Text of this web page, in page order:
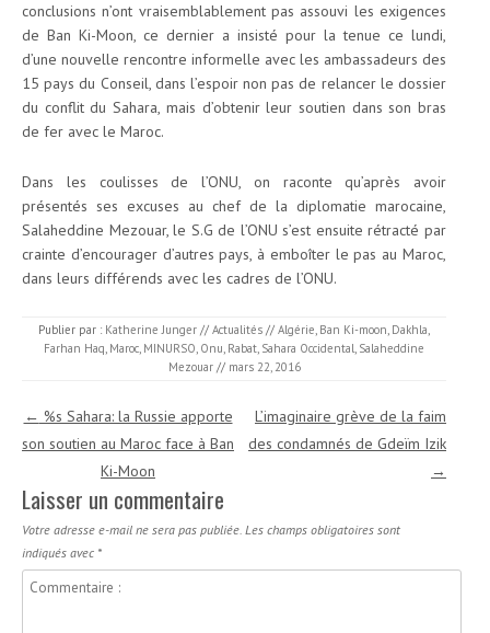
conclusions n’ont vraisemblablement pas assouvi les exigences
de Ban Ki-Moon, ce dernier a insisté pour la tenue ce lundi,
d’une nouvelle rencontre informelle avec les ambassadeurs des
15 pays du Conseil, dans l’espoir non pas de relancer le dossier
du conflit du Sahara, mais d’obtenir leur soutien dans son bras
de fer avec le Maroc.
Dans les coulisses de l’ONU, on raconte qu’après avoir
présentés ses excuses au chef de la diplomatie marocaine,
Salaheddine Mezouar, le S.G de l’ONU s’est ensuite rétracté par
crainte d’encourager d’autres pays, à emboîter le pas au Maroc,
dans leurs différends avec les cadres de l’ONU.
Publier par : Katherine Junger // Actualités // Algérie, Ban Ki-moon, Dakhla,
Farhan Haq, Maroc, MINURSO, Onu, Rabat, Sahara Occidental, Salaheddine
Mezouar // mars 22, 2016
Navigation des articles
← %s Sahara: la Russie apporte
son soutien au Maroc face à Ban
Ki-Moon
L’imaginaire grève de la faim
des condamnés de Gdeïm Izik
→
Laisser un commentaire
Votre adresse e-mail ne sera pas publiée. Les champs obligatoires sont
indiqués avec *